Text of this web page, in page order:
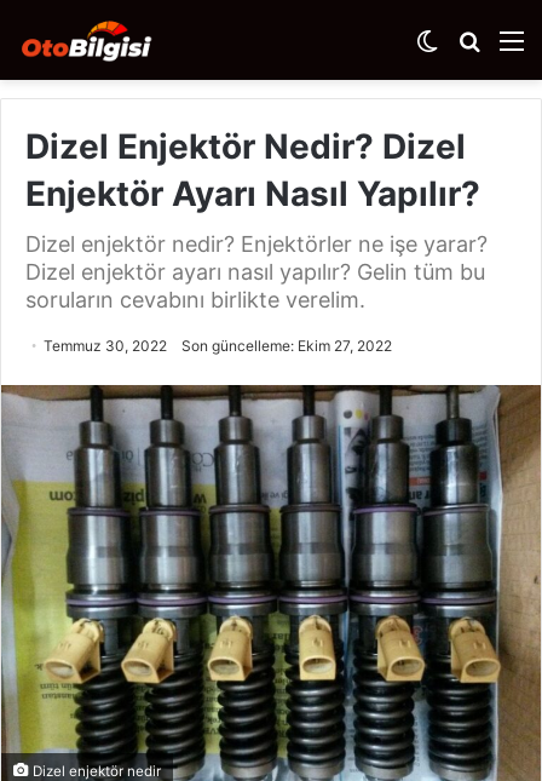
Arama
yap
Dış
görünümü
Dizel Enjektör Nedir? Dizel
Enjektör Ayarı Nasıl Yapılır?
Dizel enjektör nedir? Enjektörler ne işe yarar?
Dizel enjektör ayarı nasıl yapılır? Gelin tüm bu
soruların cevabını birlikte verelim.
Temmuz 30, 2022 Son güncelleme: Ekim 27, 2022
Dizel enjektör nedir